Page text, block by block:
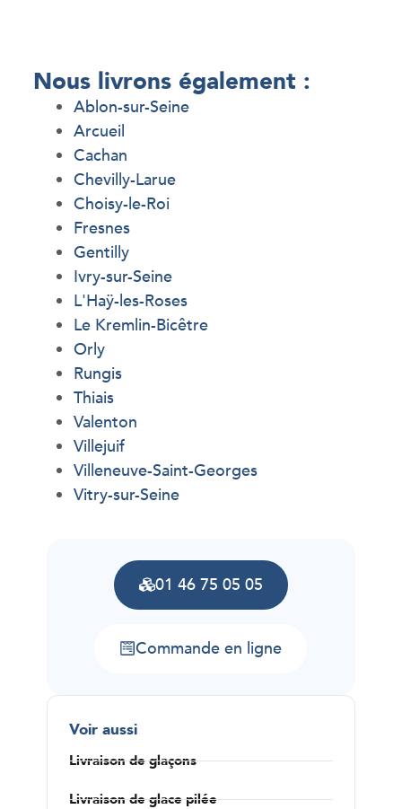
01 46 75 05 05
Commande en ligne
Voir aussi
Livraison de glaçons
Livraison de glace pilée
Nous livrons également :
Ablon-sur-Seine
Arcueil
Cachan
Chevilly-Larue
Choisy-le-Roi
Fresnes
Gentilly
Ivry-sur-Seine
L'Haÿ-les-Roses
Le Kremlin-Bicêtre
Orly
Rungis
Thiais
Valenton
Villejuif
Villeneuve-Saint-Georges
Vitry-sur-Seine